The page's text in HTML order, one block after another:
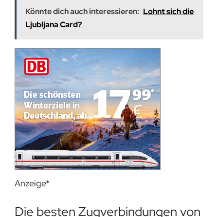
Könnte dich auch interessieren: Lohnt sich die
Ljubljana Card?
Anzeige*
Die besten Zugverbindungen von